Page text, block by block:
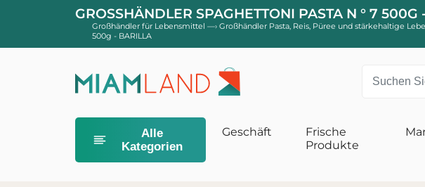
GROSSHÄNDLER SPAGHETTONI PASTA N ° 7 500G -
Großhändler für Lebensmittel —› Großhändler Pasta, Reis, Püree und stärkehaltige
500g - BARILLA
Alle
Kategorien
Geschäft
Frische
Produkte